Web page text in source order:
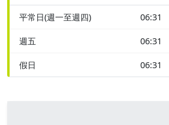
平常日(週一至週四) 06:31
週五 06:31
假日 06:31